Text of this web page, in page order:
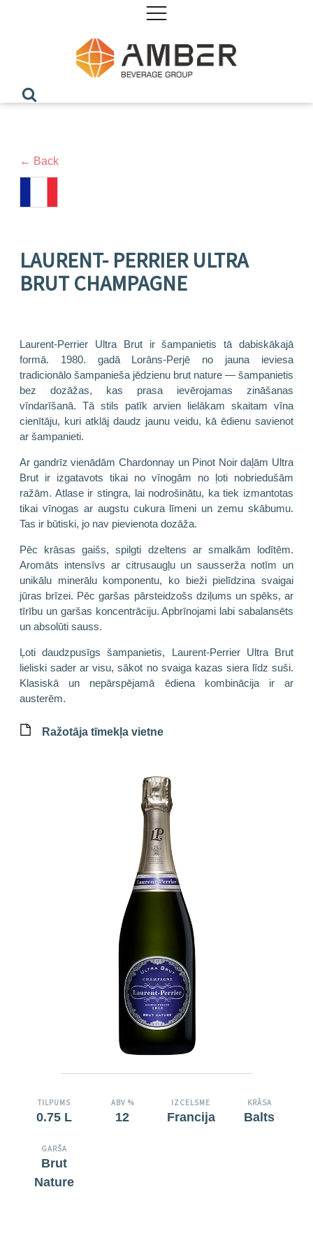
← Back
LAURENT- PERRIER ULTRA
BRUT CHAMPAGNE
Laurent-Perrier Ultra Brut ir šampanietis tā dabiskākajā
formā. 1980. gadā Lorāns-Perjē no jauna ieviesa
tradicionālo šampanieša jēdzienu brut nature — šampanietis
bez dozāžas, kas prasa ievērojamas zināšanas
vīndarīšanā. Tā stils patīk arvien lielākam skaitam vīna
cienītāju, kuri atklāj daudz jaunu veidu, kā ēdienu savienot
ar šampanieti.
Ar gandrīz vienādām Chardonnay un Pinot Noir daļām Ultra
Brut ir izgatavots tikai no vīnogām no ļoti nobriedušām
ražām. Atlase ir stingra, lai nodrošinātu, ka tiek izmantotas
tikai vīnogas ar augstu cukura līmeni un zemu skābumu.
Tas ir būtiski, jo nav pievienota dozāža.
Pēc krāsas gaišs, spilgti dzeltens ar smalkām lodītēm.
Aromāts intensīvs ar citrusaugļu un sausserža notīm un
unikālu minerālu komponentu, ko bieži pielīdzina svaigai
jūras brīzei. Pēc garšas pārsteidzošs dziļums un spēks, ar
tīrību un garšas koncentrāciju. Apbrīnojami labi sabalansēts
un absolūti sauss.
Ļoti daudzpusīgs šampanietis, Laurent-Perrier Ultra Brut
lieliski sader ar visu, sākot no svaiga kazas siera līdz suši.
Klasiskā un nepārspējamā ēdiena kombinācija ir ar
austerēm.
Ražotāja tīmekļa vietne
TILPUMS
0.75 L
ABV %
12
IZCELSME
Francija
KRĀSA
Balts
GARŠA
Brut
Nature